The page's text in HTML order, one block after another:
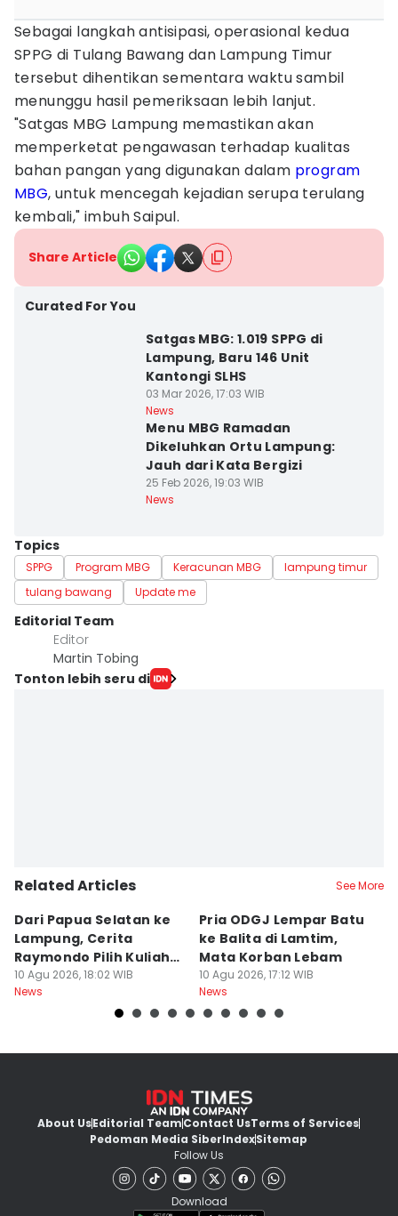
Sebagai langkah antisipasi, operasional kedua
SPPG di Tulang Bawang dan Lampung Timur
tersebut dihentikan sementara waktu sambil
menunggu hasil pemeriksaan lebih lanjut.
"Satgas MBG Lampung memastikan akan
memperketat pengawasan terhadap kualitas
bahan pangan yang digunakan dalam program
MBG, untuk mencegah kejadian serupa terulang
kembali," imbuh Saipul.
Share Article
Curated For You
Satgas MBG: 1.019 SPPG di
Lampung, Baru 146 Unit
Kantongi SLHS
03 Mar 2026, 17:03 WIB
News
Menu MBG Ramadan
Dikeluhkan Ortu Lampung:
Jauh dari Kata Bergizi
25 Feb 2026, 19:03 WIB
News
Topics
SPPG Program MBG Keracunan MBG
lampung timur
tulang bawang
Update me
Editorial Team
Editor
Martin Tobing
Tonton lebih seru di
Related Articles See More
Dari Papua Selatan ke
Lampung, Cerita
Raymondo Pilih Kuliah
ITERA
10 Agu 2026, 18:02 WIB
News
Pria ODGJ Lempar Batu
ke Balita di Lamtim,
Mata Korban Lebam
10 Agu 2026, 17:12 WIB
News
About UsEditorial TeamContact UsTerms of Services
Pedoman Media SiberIndexSitemap
Follow Us
Download